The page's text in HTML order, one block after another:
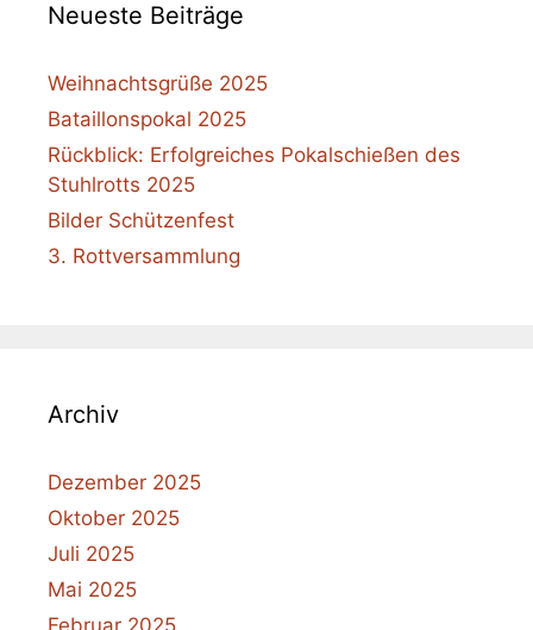
Neueste Beiträge
Weihnachtsgrüße 2025
Bataillonspokal 2025
Rückblick: Erfolgreiches Pokalschießen des
Stuhlrotts 2025
Bilder Schützenfest
3. Rottversammlung
Archiv
Dezember 2025
Oktober 2025
Juli 2025
Mai 2025